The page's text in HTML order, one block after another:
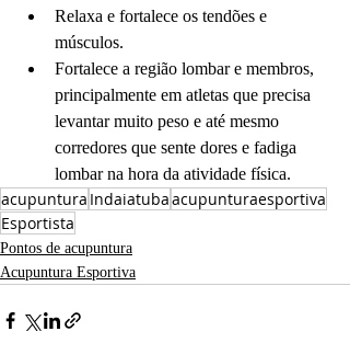
Relaxa e fortalece os tendões e
músculos.
Fortalece a região lombar e membros,
principalmente em atletas que precisa
levantar muito peso e até mesmo
corredores que sente dores e fadiga
lombar na hora da atividade física.
acupuntura Indaiatubaacupunturaesportiva
Esportista
Pontos de acupuntura
Acupuntura Esportiva